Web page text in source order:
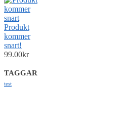
Produkt
kommer
snart!
99.00kr
TAGGAR
test